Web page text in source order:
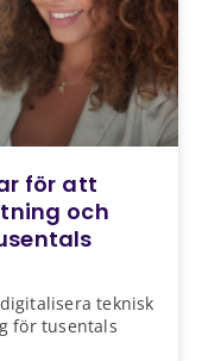
för att
och
teknisk
för tusentals